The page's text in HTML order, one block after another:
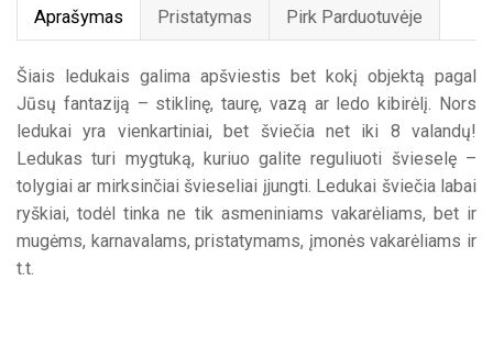
Aprašymas Pristatymas Pirk Parduotuvėje
Šiais ledukais galima apšviestis bet kokį objektą pagal
Jūsų fantaziją – stiklinę, taurę, vazą ar ledo kibirėlį. Nors
ledukai yra vienkartiniai, bet šviečia net iki 8 valandų!
Ledukas turi mygtuką, kuriuo galite reguliuoti švieselę –
tolygiai ar mirksinčiai švieseliai įjungti. Ledukai šviečia labai
ryškiai, todėl tinka ne tik asmeniniams vakarėliams, bet ir
mugėms, karnavalams, pristatymams, įmonės vakarėliams ir
t.t.